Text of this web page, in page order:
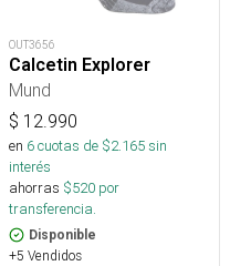
OUT3656
Calcetin Explorer
Mund
$ 12.990
en 6cuotas de $2.165sin
interés
ahorras $520 por
transferencia.
Disponible
+5 Vendidos